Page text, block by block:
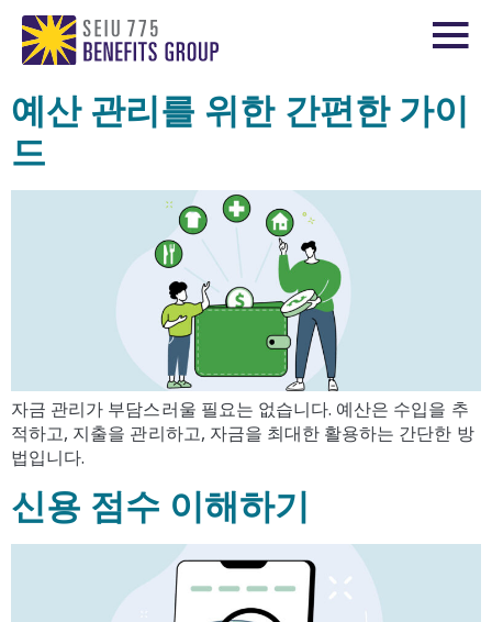
예산 관리를 위한 간편한 가이
드
자금 관리가 부담스러울 필요는 없습니다. 예산은 수입을 추
적하고, 지출을 관리하고, 자금을 최대한 활용하는 간단한 방
법입니다.
신용 점수 이해하기